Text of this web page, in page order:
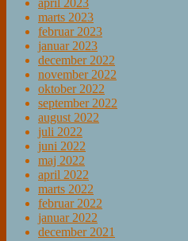
marts 2023
februar 2023
januar 2023
december 2022
november 2022
oktober 2022
september 2022
august 2022
juli 2022
juni 2022
maj 2022
april 2022
marts 2022
februar 2022
januar 2022
december 2021